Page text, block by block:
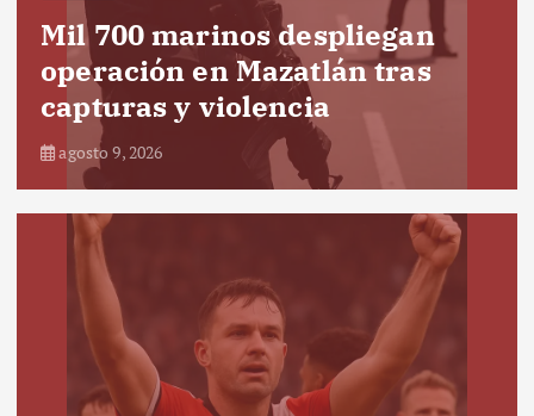
Mil 700 marinos despliegan
operación en Mazatlán tras
capturas y violencia
agosto 9, 2026